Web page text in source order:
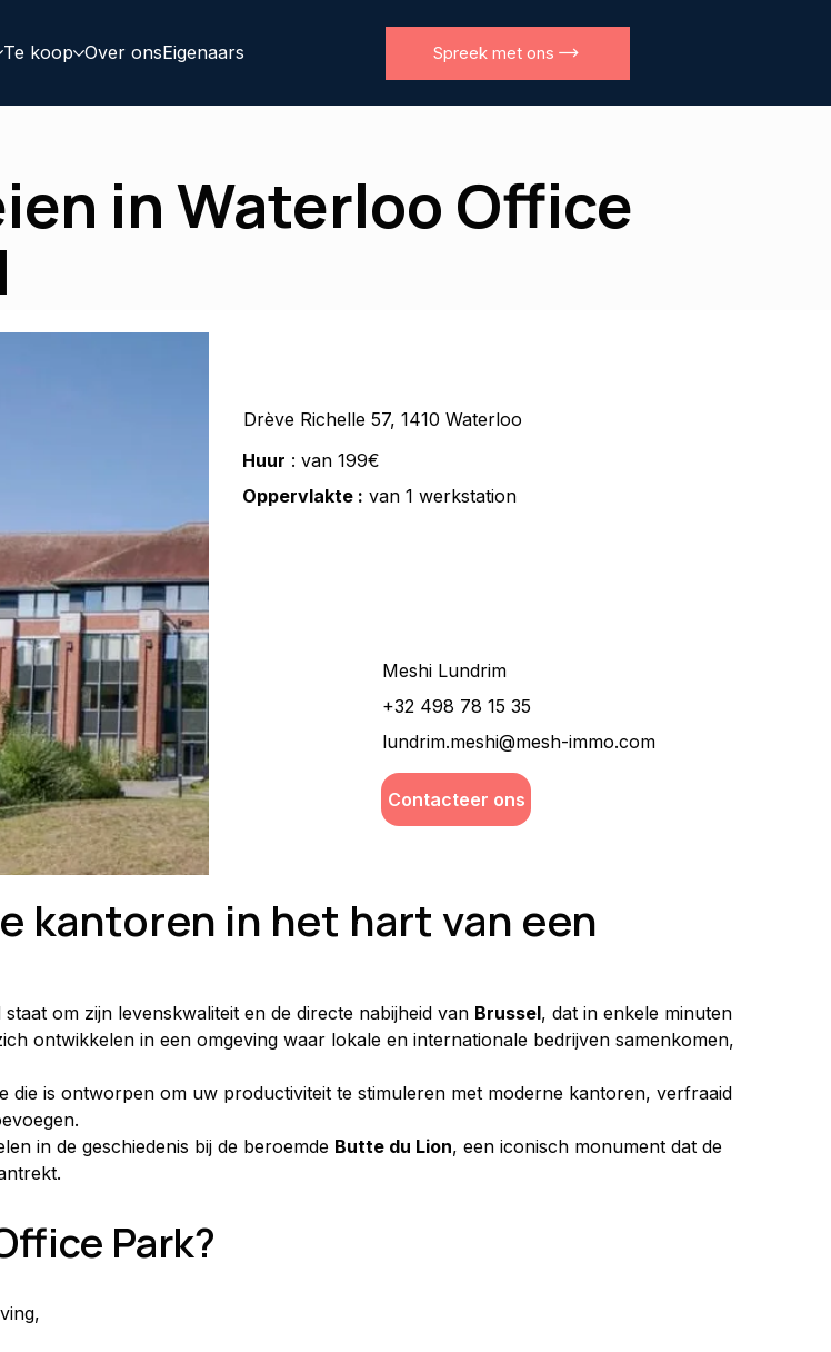
Te koop Over onsEigenaars Spreek met ons
in Waterloo Office
Drève Richelle 57, 1410 Waterloo
Huur : van 199€
Oppervlakte : van 1 werkstation
Meshi Lundrim
+32 498 78 15 35
lundrim.meshi@mesh-immo.com
Contacteer ons
kantoren in het hart van een
staat om zijn levenskwaliteit en de directe nabijheid van Brussel, dat in enkele minuten
ontwikkelen in een omgeving waar lokale en internationale bedrijven samenkomen,
die is ontworpen om uw productiviteit te stimuleren met moderne kantoren, verfraaid
in de geschiedenis bij de beroemde Butte du Lion, een iconisch monument dat de
Park?